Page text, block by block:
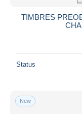
TIMBRES
Status
New